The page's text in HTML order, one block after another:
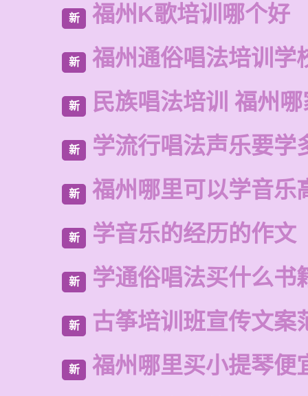
新 福州K歌培训哪个好
新 福州通俗唱法培训学
新 民族唱法培训 福州
新 学流行唱法声乐要学
新 福州哪里可以学音乐
新 学音乐的经历的作文
新 学通俗唱法买什么书
新 古筝培训班宣传文案
新 福州哪里买小提琴便